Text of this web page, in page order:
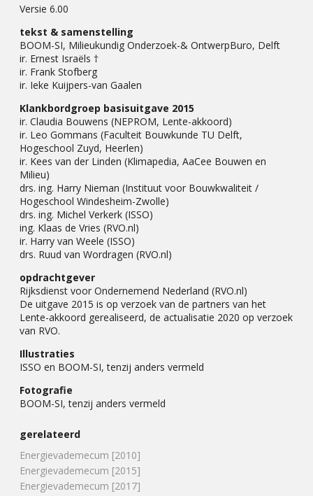
Versie 6.00
tekst & samenstelling
BOOM-SI, Milieukundig Onderzoek-& OntwerpBuro, Delft
ir. Ernest Israëls †
ir. Frank Stofberg
ir. Ieke Kuijpers-van Gaalen
Klankbordgroep basisuitgave 2015
ir. Claudia Bouwens (NEPROM, Lente-akkoord)
ir. Leo Gommans (Faculteit Bouwkunde TU Delft,
Hogeschool Zuyd, Heerlen)
ir. Kees van der Linden (Klimapedia, AaCee Bouwen en
Milieu)
drs. ing. Harry Nieman (Instituut voor Bouwkwaliteit /
Hogeschool Windesheim-Zwolle)
drs. ing. Michel Verkerk (ISSO)
ing. Klaas de Vries (RVO.nl)
ir. Harry van Weele (ISSO)
drs. Ruud van Wordragen (RVO.nl)
opdrachtgever
Rijksdienst voor Ondernemend Nederland (RVO.nl)
De uitgave 2015 is op verzoek van de partners van het
Lente-akkoord gerealiseerd, de actualisatie 2020 op verzoek
van RVO.
Illustraties
ISSO en BOOM-SI, tenzij anders vermeld
Fotografie
BOOM-SI, tenzij anders vermeld
gerelateerd
Energievademecum [2010]
Energievademecum [2015]
Energievademecum [2017]